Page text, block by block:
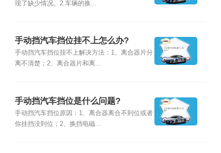
现了缺少情况。2.车辆的换...
手动挡汽车挡位挂不上怎么办?
手动挡汽车挡位挂不上解决方法：1、离合器片分
离不清楚；2、离合器片和离...
手动挡汽车挡位是什么问题?
手动挡汽车挡位原因：1、离合器离合不到位或者
你挂挡没到位；2、换挡电磁...